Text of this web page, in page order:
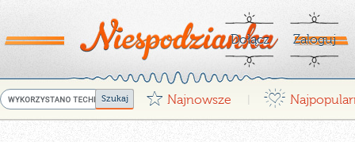
Dołącz Zaloguj
G Najnowsze ¤